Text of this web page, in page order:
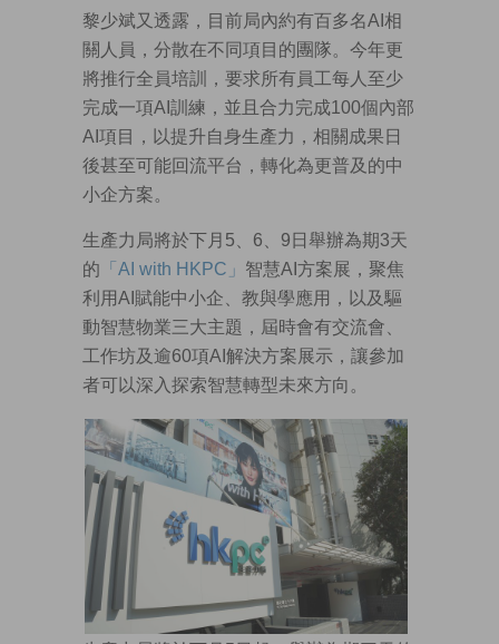
黎少斌又透露，目前局內約有百多名AI相
關人員，分散在不同項目的團隊。今年更
將推行全員培訓，要求所有員工每人至少
完成一項AI訓練，並且合力完成100個內部
AI項目，以提升自身生產力，相關成果日
後甚至可能回流平台，轉化為更普及的中
小企方案。
生產力局將於下月5、6、9日舉辦為期3天
的 「AI with HKPC」 智慧AI方案展，聚焦
利用AI賦能中小企、教與學應用，以及驅
動智慧物業三大主題，屆時會有交流會、
工作坊及逾60項AI解決方案展示，讓參加
者可以深入探索智慧轉型未來方向。